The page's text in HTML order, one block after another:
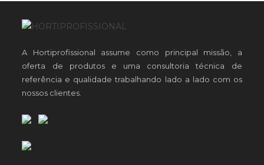
A Hortiprofissional assume como principal missão, a
oferta de produtos e uma consultoria técnica de
referência e qualidade trabalhando lado a lado com os
nossos clientes.